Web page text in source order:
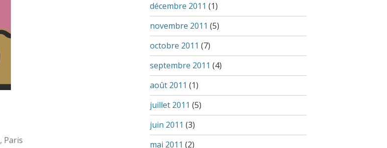
, Paris
décembre 2011 (1)
novembre 2011 (5)
octobre 2011 (7)
septembre 2011 (4)
août 2011 (1)
juillet 2011 (5)
juin 2011 (3)
mai 2011 (2)